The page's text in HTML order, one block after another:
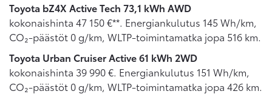
Toyota bZ4X Active Tech 73,1 kWh AWD
kokonaishinta 47 150 €**. Energiankulutus 145 Wh/km,
CO₂-päästöt 0 g/km, WLTP-toimintamatka jopa 516 km.
Toyota Urban Cruiser Active 61 kWh 2WD
kokonaishinta 39 990 €. Energiankulutus 151 Wh/km,
CO₂-päästöt 0 g/km, WLTP-toimintamatka jopa 426 km.